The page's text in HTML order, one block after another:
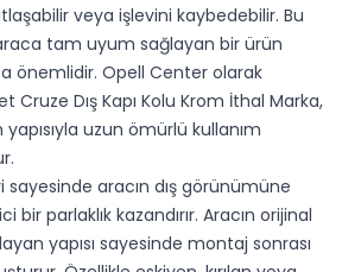
veya işlevini kaybedebilir. Bu
tam uyum sağlayan bir ürün
önemlidir. Opell Center olarak
Dış Kapı Kolu Krom İthal Marka,
yapısıyla uzun ömürlü kullanım
sayesinde aracın dış görünümüne
parlaklık kazandırır. Aracın orijinal
yapısı sayesinde montaj sonrası